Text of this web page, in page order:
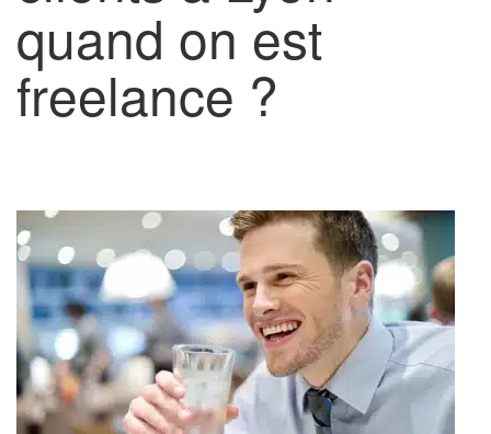
quand on est
freelance ?